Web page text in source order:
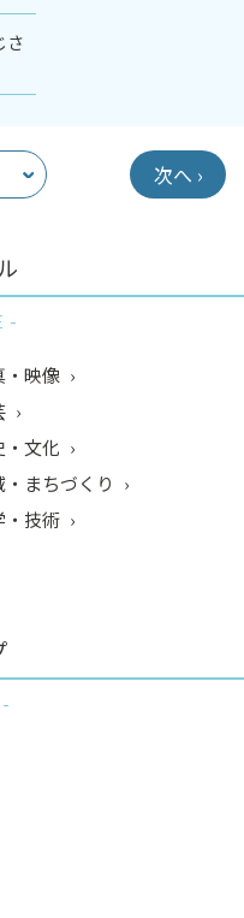
さ
次へ ›
・映像
・文化
・まちづくり
・技術